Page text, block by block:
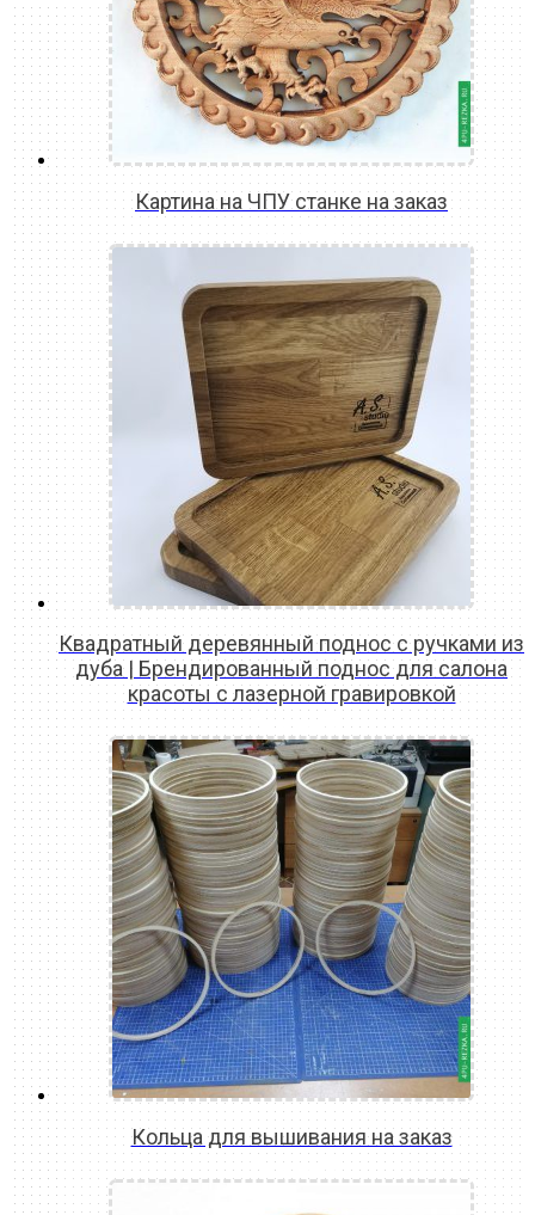
Картина на ЧПУ станке на заказ
READ MORE
Квадратный деревянный поднос с ручками из
дуба | Брендированный поднос для салона
красоты с лазерной гравировкой
READ MORE
Кольца для вышивания на заказ
READ MORE